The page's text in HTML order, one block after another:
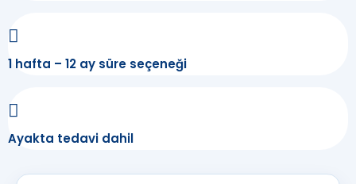
1 hafta – 12 ay süre seçeneği
Ayakta tedavi dahil